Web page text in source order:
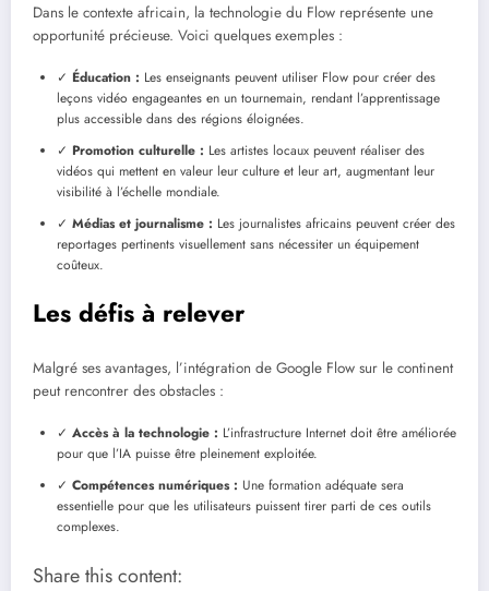
Dans le contexte africain, la technologie du Flow représente une
opportunité précieuse. Voici quelques exemples :
✓ Éducation : Les enseignants peuvent utiliser Flow pour créer des
leçons vidéo engageantes en un tournemain, rendant l’apprentissage
plus accessible dans des régions éloignées.
✓ Promotion culturelle : Les artistes locaux peuvent réaliser des
vidéos qui mettent en valeur leur culture et leur art, augmentant leur
visibilité à l’échelle mondiale.
✓ Médias et journalisme : Les journalistes africains peuvent créer des
reportages pertinents visuellement sans nécessiter un équipement
coûteux.
Les défis à relever
Malgré ses avantages, l’intégration de Google Flow sur le continent
peut rencontrer des obstacles :
✓ Accès à la technologie : L’infrastructure Internet doit être améliorée
pour que l’IA puisse être pleinement exploitée.
✓ Compétences numériques : Une formation adéquate sera
essentielle pour que les utilisateurs puissent tirer parti de ces outils
complexes.
Share this content: